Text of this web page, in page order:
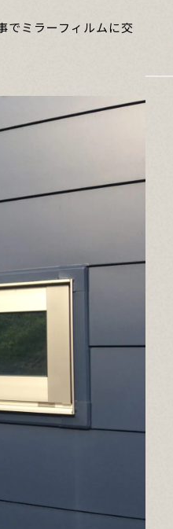
でミラーフィルムに交